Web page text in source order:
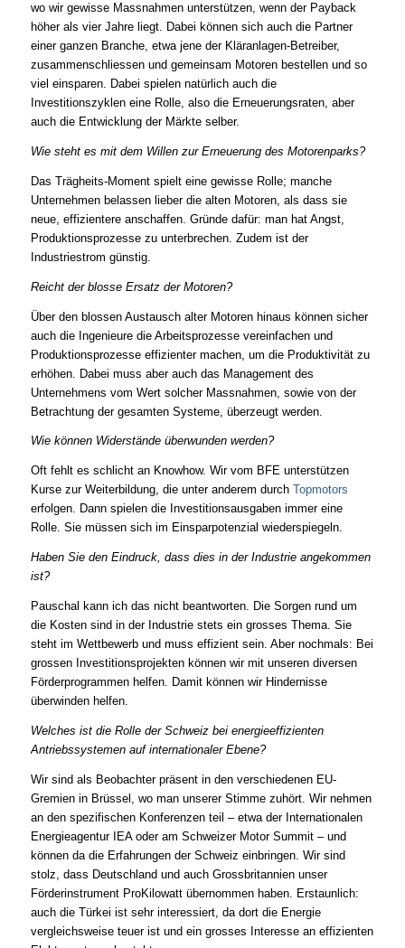
wo wir gewisse Massnahmen unterstützen, wenn der Payback
höher als vier Jahre liegt. Dabei können sich auch die Partner
einer ganzen Branche, etwa jene der Kläranlagen-Betreiber,
zusammenschliessen und gemeinsam Motoren bestellen und so
viel einsparen. Dabei spielen natürlich auch die
Investitionszyklen eine Rolle, also die Erneuerungsraten, aber
auch die Entwicklung der Märkte selber.
Wie steht es mit dem Willen zur Erneuerung des Motorenparks?
Das Trägheits-Moment spielt eine gewisse Rolle; manche
Unternehmen belassen lieber die alten Motoren, als dass sie
neue, effizientere anschaffen. Gründe dafür: man hat Angst,
Produktionsprozesse zu unterbrechen. Zudem ist der
Industriestrom günstig.
Reicht der blosse Ersatz der Motoren?
Über den blossen Austausch alter Motoren hinaus können sicher
auch die Ingenieure die Arbeitsprozesse vereinfachen und
Produktionsprozesse effizienter machen, um die Produktivität zu
erhöhen. Dabei muss aber auch das Management des
Unternehmens vom Wert solcher Massnahmen, sowie von der
Betrachtung der gesamten Systeme, überzeugt werden.
Wie können Widerstände überwunden werden?
Oft fehlt es schlicht an Knowhow. Wir vom BFE unterstützen
Kurse zur Weiterbildung, die unter anderem durch Topmotors
erfolgen. Dann spielen die Investitionsausgaben immer eine
Rolle. Sie müssen sich im Einsparpotenzial wiederspiegeln.
Haben Sie den Eindruck, dass dies in der Industrie angekommen
ist?
Pauschal kann ich das nicht beantworten. Die Sorgen rund um
die Kosten sind in der Industrie stets ein grosses Thema. Sie
steht im Wettbewerb und muss effizient sein. Aber nochmals: Bei
grossen Investitionsprojekten können wir mit unseren diversen
Förderprogrammen helfen. Damit können wir Hindernisse
überwinden helfen.
Welches ist die Rolle der Schweiz bei energieeffizienten
Antriebssystemen auf internationaler Ebene?
Wir sind als Beobachter präsent in den verschiedenen EU-
Gremien in Brüssel, wo man unserer Stimme zuhört. Wir nehmen
an den spezifischen Konferenzen teil – etwa der Internationalen
Energieagentur IEA oder am Schweizer Motor Summit – und
können da die Erfahrungen der Schweiz einbringen. Wir sind
stolz, dass Deutschland und auch Grossbritannien unser
Förderinstrument ProKilowatt übernommen haben. Erstaunlich:
auch die Türkei ist sehr interessiert, da dort die Energie
vergleichsweise teuer ist und ein grosses Interesse an effizienten